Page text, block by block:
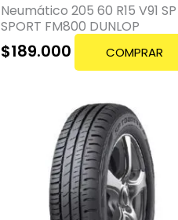
Neumático 205 60 R15 V91 SP
SPORT FM800 DUNLOP
$189.000 COMPRAR